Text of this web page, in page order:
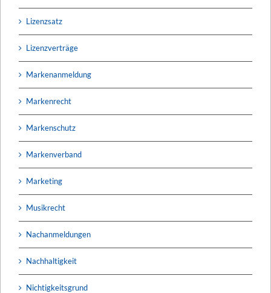
Lizenzsatz
Lizenzverträge
Markenanmeldung
Markenrecht
Markenschutz
Markenverband
Marketing
Musikrecht
Nachanmeldungen
Nachhaltigkeit
Nichtigkeitsgrund